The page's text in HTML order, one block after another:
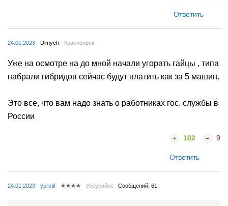
Ответить
24.01.2023 Dimych Красноярск
Уже на осмотре на до мной начали угорать гайцы , типа
набрали гибридов сейчас будут платить как за 5 машин.
Это все, что вам надо знать о работниках гос. службы в
России
102 9
Ответить
24.01.2023 yprotif Уссурийск Сообщений: 61